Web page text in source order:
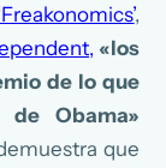
,
«los
de lo que
Obama»
que